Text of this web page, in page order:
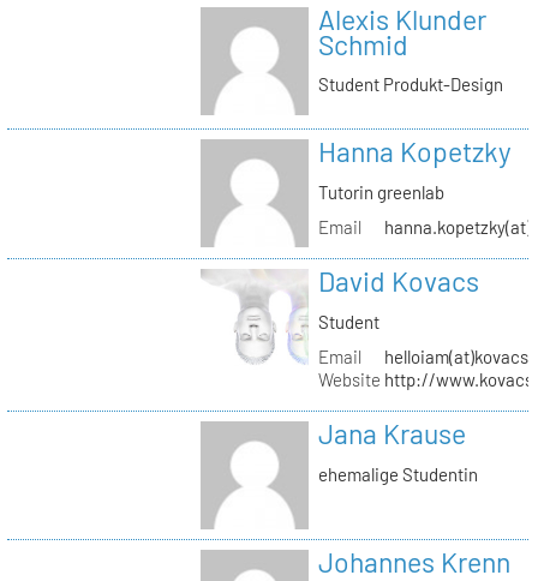
Alexis Klunder
Schmid
Student Produkt-Design
Hanna Kopetzky
Tutorin greenlab
Email
David Kovacs
Student
Email
Website http://
Jana Krause
ehemalige Studentin
Johannes Krenn